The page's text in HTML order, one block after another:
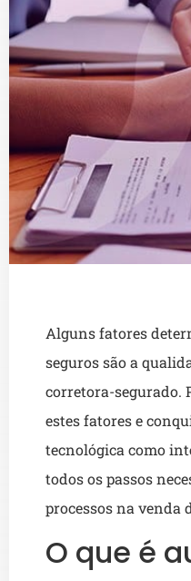
Alguns fatores
seguros são a
corretora-segurado.
estes fatores e
tecnológica como
todos os passos
processos na venda
O que é